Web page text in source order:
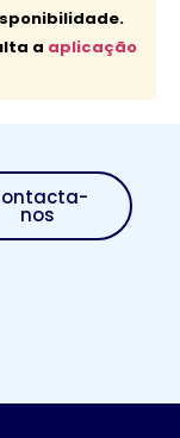
a aplicação
nos